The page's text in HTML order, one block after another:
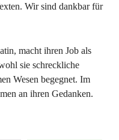
Wir sind dankbar für
macht ihren Job als
sie schreckliche
Wesen begegnet. Im
an ihren Gedanken.